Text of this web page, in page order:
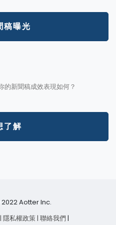
稿曝光
的新聞稿成效表現如何？
了解
2022 Aotter Inc.
| 隱私權政策| 聯絡我們 |